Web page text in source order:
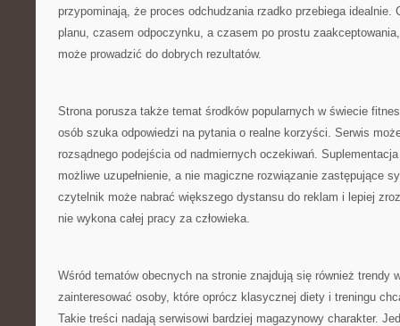
przypominają, że proces odchudzania rzadko przebiega idealnie.
planu, czasem odpoczynku, a czasem po prostu
może prowadzić do dobrych rezultatów.
Strona porusza także temat środków popularnych w świecie
osób szuka odpowiedzi na pytania o realne korzyści. Serwis
rozsądnego podejścia od nadmiernych oczekiwań.
możliwe uzupełnienie, a nie magiczne rozwiązanie zastępujące
czytelnik może nabrać większego dystansu do reklam i lepiej
nie wykona całej pracy za człowieka.
Wśród tematów obecnych na stronie znajdują się również trendy
zainteresować osoby, które oprócz klasycznej diety i treningu
Takie treści nadają serwisowi bardziej magazynowy charakter.